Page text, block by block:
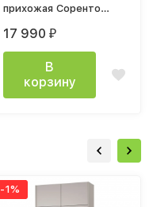
прихожая Соренто
бонифаций
17 990 ₽
В
корзину
-1%